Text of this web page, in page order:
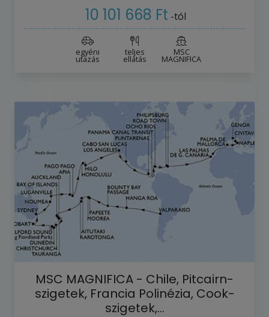
10 101 668 Ft -tól
egyéni
utazás
teljes
ellátás
MSC
MAGNIFICA
MSC MAGNIFICA - Chile, Pitcairn-
szigetek, Francia Polinézia, Cook-
szigetek,…